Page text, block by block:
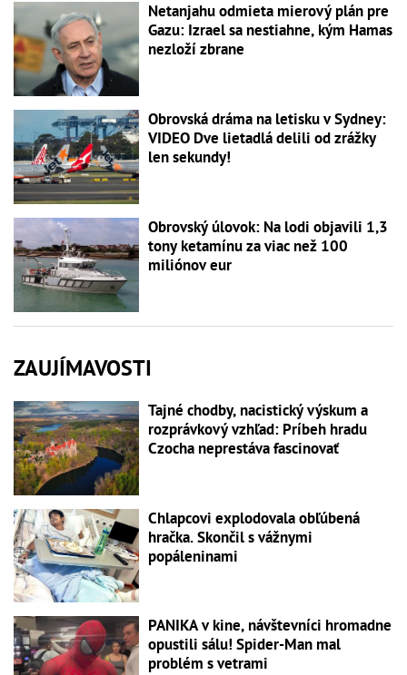
Netanjahu odmieta mierový plán pre
Gazu: Izrael sa nestiahne, kým Hamas
nezloží zbrane
Obrovská dráma na letisku v Sydney:
VIDEO Dve lietadlá delili od zrážky
len sekundy!
Obrovský úlovok: Na lodi objavili 1,3
tony ketamínu za viac než 100
miliónov eur
ZAUJÍMAVOSTI
Tajné chodby, nacistický výskum a
rozprávkový vzhľad: Príbeh hradu
Czocha neprestáva fascinovať
Chlapcovi explodovala obľúbená
hračka. Skončil s vážnymi
popáleninami
PANIKA v kine, návštevníci hromadne
opustili sálu! Spider-Man mal
problém s vetrami